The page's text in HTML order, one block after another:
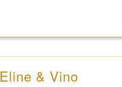
Eline & Vino